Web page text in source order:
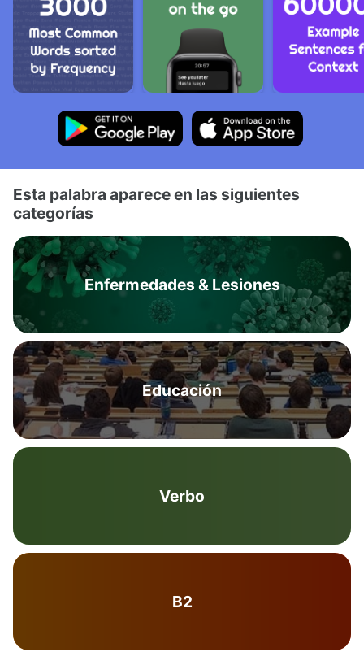
Esta palabra aparece en las siguientes
categorías
Enfermedades & Lesiones
Educación
Verbo
B2